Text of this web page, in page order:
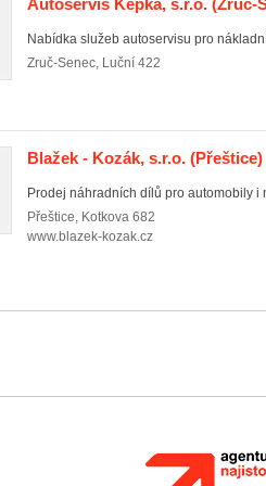
Autoservis Kepka, s.r.o. (Zruč-
Nabídka služeb autoservisu pro
Zruč-Senec, Luční 422
Blažek - Kozák, s.r.o. (Přeštice)
Prodej náhradních dílů pro automobily i
Přeštice, Kotkova 682
www.blazek-kozak.cz